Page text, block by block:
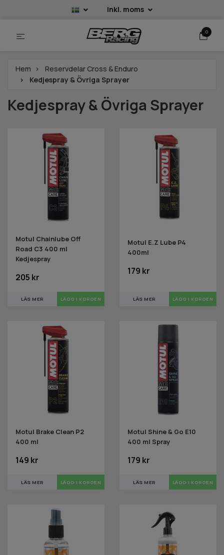
Inkl. moms
0
Hem
Reservdelar Cross & Enduro
Kedjespray & Övriga Sprayer
Kedjespray & Övriga Sprayer
Motul Chainlube Off
Road C3 400 ml
Kedjespray
205 kr
LÄS MER
Motul E.Z Lube P4
400ml
179 kr
LÄS MER
Motul Brake Clean P2
400 ml
149 kr
LÄS MER
Motul Shine & Go E10
400 ml Spray
179 kr
LÄS MER